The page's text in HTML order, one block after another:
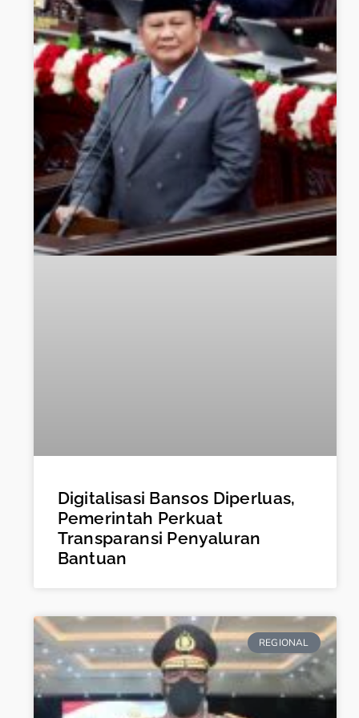
Digitalisasi Bansos Diperluas,
Pemerintah Perkuat
Transparansi Penyaluran
Bantuan
REGIONAL